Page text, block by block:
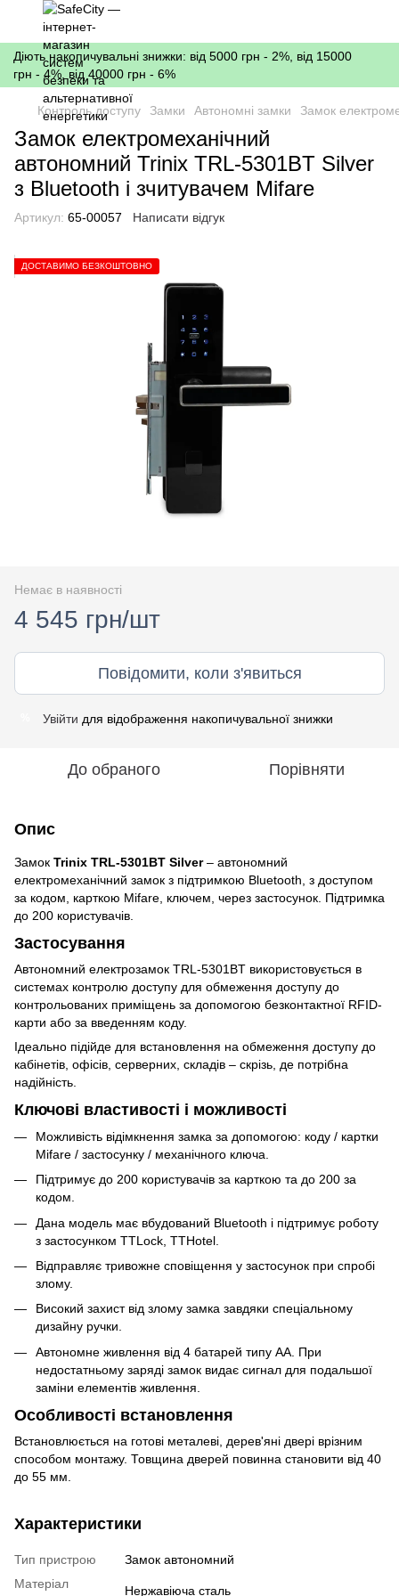
Діють накопичувальні знижки: від 5000 грн - 2%, від 15000
грн - 4%, від 40000 грн - 6%
Контроль доступу Замки Автономні замки Замок
Замок електромеханічний
автономний Trinix TRL-5301BT Silver
з Bluetooth і зчитувачем Mifare
Артикул: 65-00057 Написати відгук
ДОСТАВИМО БЕЗКОШТОВНО
Немає в наявності
4 545 грн/шт
Повідомити, коли з'явиться
Увійти для відображення накопичувальної знижки
До обраного Порівняти
Опис
Замок Trinix TRL-5301BT Silver– автономний
електромеханічний замок з підтримкою Bluetooth, з доступом
за кодом, карткою Mifare, ключем, через застосунок. Підтримка
до 200 користувачів.
Застосування
Автономний електрозамок TRL-5301BT використовується в
системах контролю доступу для обмеження доступу до
контрольованих приміщень за допомогою безконтактної RFID-
карти або за введенням коду.
Ідеально підійде для встановлення на обмеження доступу до
кабінетів, офісів, серверних, складів – скрізь, де потрібна
надійність.
Ключові властивості і можливості
Можливість відімкнення замка за допомогою: коду / картки
Mifare / застосунку / механічного ключа.
Підтримує до 200 користувачів за карткою та до 200 за
кодом.
Дана модель має вбудований Bluetooth і підтримує роботу
з застосунком TTLock, TTHotel.
Відправляє тривожне сповіщення у застосунок при спробі
злому.
Високий захист від злому замка завдяки спеціальному
дизайну ручки.
Автономне живлення від 4 батарей типу АА. При
недостатньому заряді замок видає сигнал для подальшої
заміни елементів живлення.
Особливості встановлення
Встановлюється на готові металеві, дерев'яні двері врізним
способом монтажу. Товщина дверей повинна становити від 40
до 55 мм.
Характеристики
Тип пристрою
Замок автономний
Матеріал
Нержавіюча сталь